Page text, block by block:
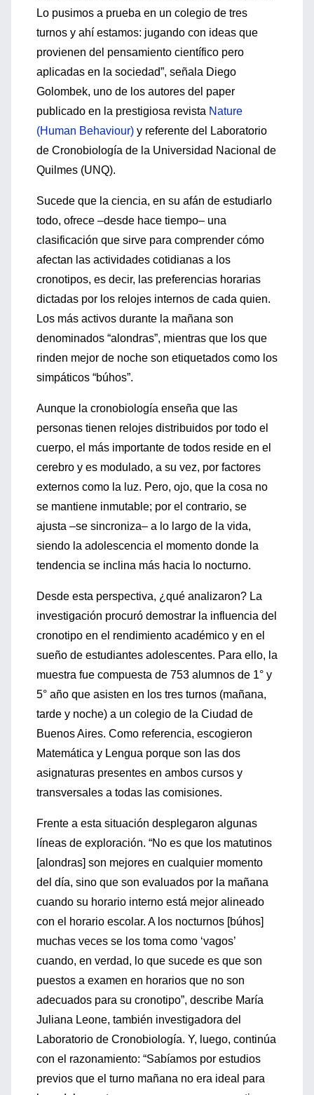
Lo pusimos a prueba en un colegio de tres
turnos y ahí estamos: jugando con ideas que
provienen del pensamiento científico pero
aplicadas en la sociedad”, señala Diego
Golombek, uno de los autores del paper
publicado en la prestigiosa revista Nature
(Human Behaviour) y referente del Laboratorio
de Cronobiología de la Universidad Nacional de
Quilmes (UNQ).
Sucede que la ciencia, en su afán de estudiarlo
todo, ofrece –desde hace tiempo– una
clasificación que sirve para comprender cómo
afectan las actividades cotidianas a los
cronotipos, es decir, las preferencias horarias
dictadas por los relojes internos de cada quien.
Los más activos durante la mañana son
denominados “alondras”, mientras que los que
rinden mejor de noche son etiquetados como los
simpáticos “búhos”.
Aunque la cronobiología enseña que las
personas tienen relojes distribuidos por todo el
cuerpo, el más importante de todos reside en el
cerebro y es modulado, a su vez, por factores
externos como la luz. Pero, ojo, que la cosa no
se mantiene inmutable; por el contrario, se
ajusta –se sincroniza– a lo largo de la vida,
siendo la adolescencia el momento donde la
tendencia se inclina más hacia lo nocturno.
Desde esta perspectiva, ¿qué analizaron? La
investigación procuró demostrar la influencia del
cronotipo en el rendimiento académico y en el
sueño de estudiantes adolescentes. Para ello, la
muestra fue compuesta de 753 alumnos de 1° y
5° año que asisten en los tres turnos (mañana,
tarde y noche) a un colegio de la Ciudad de
Buenos Aires. Como referencia, escogieron
Matemática y Lengua porque son las dos
asignaturas presentes en ambos cursos y
transversales a todas las comisiones.
Frente a esta situación desplegaron algunas
líneas de exploración. “No es que los matutinos
[alondras] son mejores en cualquier momento
del día, sino que son evaluados por la mañana
cuando su horario interno está mejor alineado
con el horario escolar. A los nocturnos [búhos]
muchas veces se los toma como ‘vagos’
cuando, en verdad, lo que sucede es que son
puestos a examen en horarios que no son
adecuados para su cronotipo”, describe María
Juliana Leone, también investigadora del
Laboratorio de Cronobiología. Y, luego, continúa
con el razonamiento: “Sabíamos por estudios
previos que el turno mañana no era ideal para